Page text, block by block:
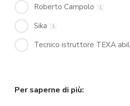
Roberto Campolo 1
Sika 1
Tecnico istruttore TEXA
Per saperne di più: